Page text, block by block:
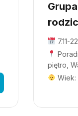
7.11-
piętro,